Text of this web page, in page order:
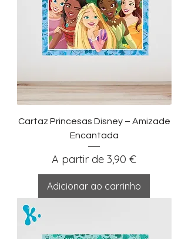
Cartaz Princesas Disney – Amizade
Encantada
A partir de 3,90 €
Preço promocional
Adicionar ao carrinho